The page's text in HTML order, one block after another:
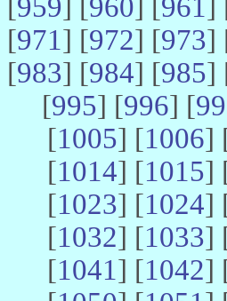
959 960 961
[971] [972] [973]
[983] [984] [985]
[995] [996] [
[1005] [1006]
[1014] [1015]
[1023] [1024]
[1032] [1033]
[1041] [1042]